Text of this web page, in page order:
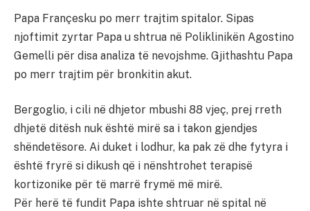
Papa Françesku po merr trajtim spitalor. Sipas
njoftimit zyrtar Papa u shtrua në Poliklinikën Agostino
Gemelli për disa analiza të nevojshme. Gjithashtu Papa
po merr trajtim për bronkitin akut.
Bergoglio, i cili në dhjetor mbushi 88 vjeç, prej rreth
dhjetë ditësh nuk është mirë sa i takon gjendjes
shëndetësore. Ai duket i lodhur, ka pak zë dhe fytyra i
është fryrë si dikush që i nënshtrohet terapisë
kortizonike për të marrë frymë më mirë.
Për herë të fundit Papa ishte shtruar në spital në